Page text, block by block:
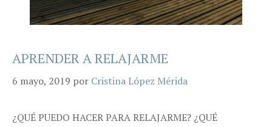
APRENDER A RELAJARME
6 mayo, 2019 por Cristina López Mérida
¿QUÉ PUEDO HACER PARA RELAJARME? ¿QUÉ